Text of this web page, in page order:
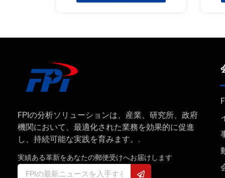
FPIの分析ソリューションは、産業、研究所、政府
機関において、最適化された業務を効果的に促進
し、持続可能な実践を育みます。.
実績ある革新をあなたの郵便受けへお届けします